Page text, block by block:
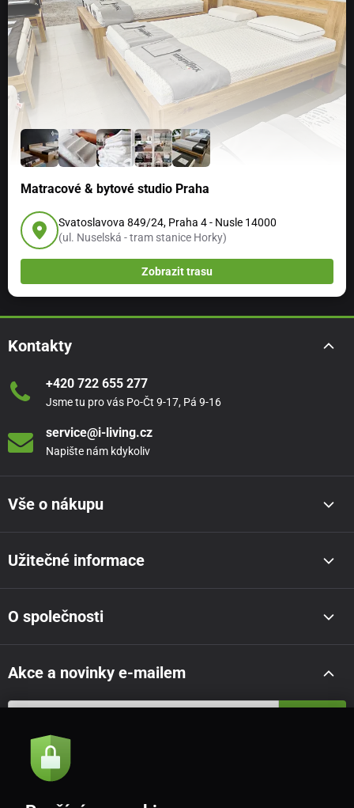
Matracové & bytové studio Praha
Svatoslavova 849/24, Praha 4 - Nusle 14000
(ul. Nuselská - tram stanice Horky)
Zobrazit trasu
Kontakty
+420 722 655 277
Jsme tu pro vás Po-Čt 9-17, Pá 9-16
service@i-living.cz
Napište nám kdykoliv
Vše o nákupu
Užitečné informace
O společnosti
Akce a novinky e-mailem
Souhlasím se